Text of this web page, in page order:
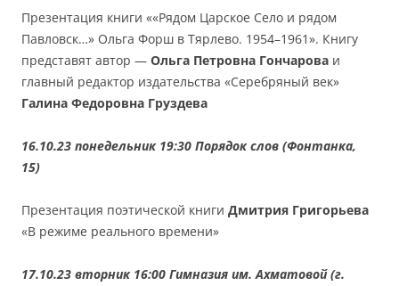
Презентация книги ««Рядом Царское Село и рядом
Павловск…» Ольга Форш в Тярлево. 1954–1961». Книгу
представят автор — Ольга Петровна Гончарова и
главный редактор издательства «Серебряный век»
Галина Федоровна Груздева
16.10.23 понедельник 19:30 Порядок слов (Фонтанка,
15)
Презентация поэтической книги Дмитрия Григорьева
«В режиме реального времени»
17.10.23 вторник 16:00 Гимназия им. Ахматовой (г.